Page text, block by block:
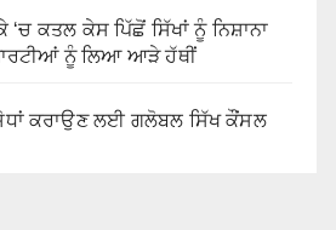
ਕਤਲ ਕੇਸ ਪਿੱਛੋਂ ਸਿੱਖਾਂ ਨੂੰ ਨਿਸ਼ਾਨਾ
ਨੂੰ ਲਿਆ ਆੜੇ ਹੱਥੀਂ
ਕਰਾਉਣ ਲਈ ਗਲੋਬਲ ਸਿੱਖ ਕੌਂਸਲ